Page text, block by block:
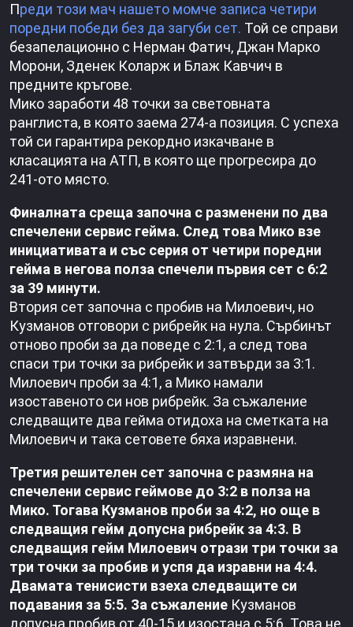
Преди този мач нашето момче записа четири
поредни победи без да загуби сет. Той се справи
безапелационно с Нерман Фатич, Джан Марко
Морони, Зденек Коларж и Блаж Кавчич в
предните кръгове.
Мико заработи 48 точки за световната
ранглиста, в която заема 274-а позиция. С успеха
той си гарантира рекордно изкачване в
класацията на АТП, в която ще прогресира до
241-ото място.
Финалната среща започна с разменени по два
спечелени сервис гейма. След това Мико взе
инициативата и със серия от четири поредни
гейма в негова полза спечели първия сет с 6:2
за 39 минути.
Втория сет започна с пробив на Милоевич, но
Кузманов отговори с рибрейк на нула. Сърбинът
отново проби за да поведе с 2:1, а след това
спаси три точки за рибрейк и затвърди за 3:1.
Милоевич проби за 4:1, а Мико намали
изоставеното си нов рибрейк. За съжаление
следващите два гейма отидоха на сметката на
Милоевич и така сетовете бяха изравнени.
Третия решителен сет започна с размяна на
спечелени сервис геймове до 3:2 в полза на
Мико. Тогава Кузманов проби за 4:2, но още в
следващия гейм допусна рибрейк за 4:3. В
следващия гейм Милоевич отрази три точки за
три точки за пробив и успя да изравни на 4:4.
Двамата тенисисти взеха следващите си
подавания за 5:5. За съжаление Кузманов